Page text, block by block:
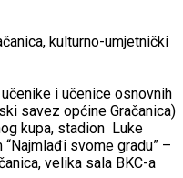
kulturno-umjetnički
i učenice osnovnih
savez općine Gračanica)
kupa, stadion Luke
svome gradu” –
velika sala BKC-a